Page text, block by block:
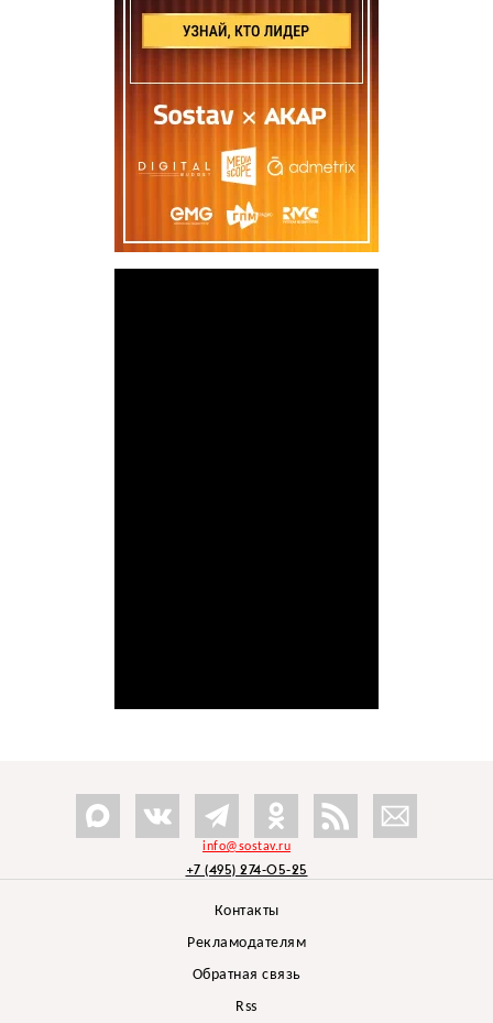
info@sostav.ru
+7 (495) 274-05-25
Контакты
Рекламодателям
Обратная связь
Rss